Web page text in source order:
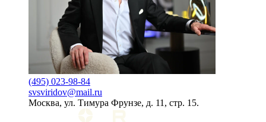
(495) 023-98-84
svsviridov@mail.ru
Москва, ул. Тимура Фрунзе, д. 11, стр. 15.